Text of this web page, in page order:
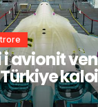
avionit